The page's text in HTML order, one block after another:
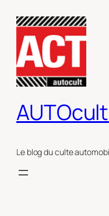
contenu
Le blog du culte